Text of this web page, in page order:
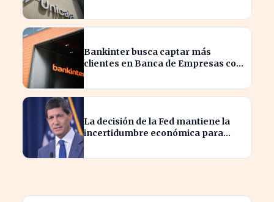
Bankinter busca captar más
clientes en Banca de Empresas con
La decisión de la Fed mantiene la
incertidumbre económica para